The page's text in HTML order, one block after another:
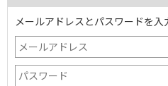
メールアドレスとパスワードを入